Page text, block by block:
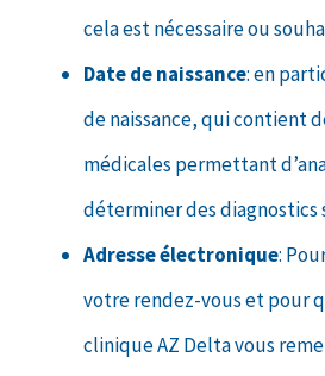
cela est nécessaire ou
Date de naissance: en
de naissance, qui contient
médicales permettant
déterminer des diagnostics
Adresse électronique:
votre rendez-vous et pour
clinique AZ Delta vous